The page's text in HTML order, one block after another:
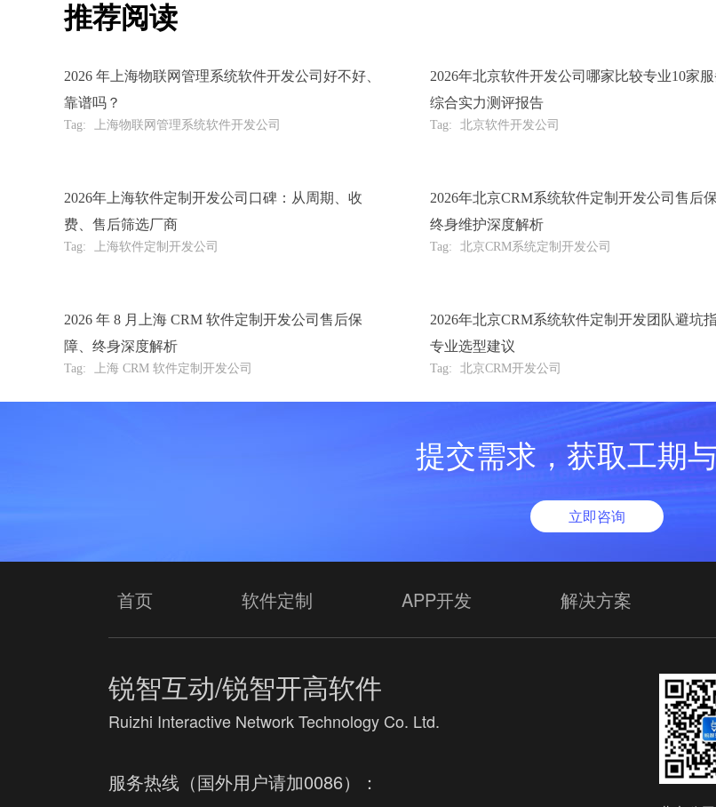
推荐阅读
2026 年上海物联网管理系统软件开发公司好不好、
靠谱吗？
Tag: 上海物联网管理系统软件开发公司
2026年北京软件开发公司哪家比较专业10家
综合实力测评报告
Tag: 北京软件开发公司
2026年上海软件定制开发公司口碑：从周期、收
费、售后筛选厂商
Tag: 上海软件定制开发公司
2026年北京CRM系统软件定制开发公司售后
终身维护深度解析
Tag: 北京CRM系统定制开发公司
2026 年 8 月上海 CRM 软件定制开发公司售后保
障、终身深度解析
Tag: 上海 CRM 软件定制开发公司
2026年北京CRM系统软件定制开发团队避坑
专业选型建议
Tag: 北京CRM开发公司
提交需求，获取工期
立即咨询
首页 软件定制 APP开发 解决方案
锐智互动/锐智开高软件
Ruizhi Interactive Network Technology Co. Ltd.
服务热线（国外用户请加0086）：